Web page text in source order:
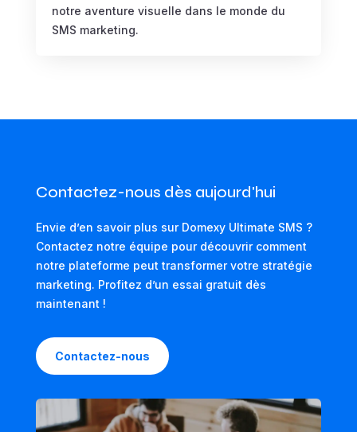
notre aventure visuelle dans le monde du
SMS marketing.
Contactez-nous dès aujourd'hui
Envie d’en savoir plus sur Domexy Ultimate SMS ?
Contactez notre équipe pour découvrir comment
notre plateforme peut transformer votre stratégie
marketing. Profitez d’un essai gratuit dès
maintenant !
Contactez-nous